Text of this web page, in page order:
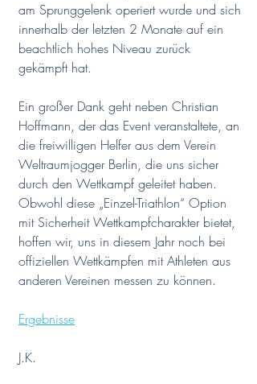
am Sprunggelenk operiert wurde und sich
innerhalb der letzten 2 Monate auf ein
beachtlich hohes Niveau zurück
gekämpft hat.
Ein großer Dank geht neben Christian
Hoffmann, der das Event veranstaltete, an
die freiwilligen Helfer aus dem Verein
Weltraumjogger Berlin, die uns sicher
durch den Wettkampf geleitet haben.
Obwohl diese „Einzel-Triathlon“ Option
mit Sicherheit Wettkampfcharakter bietet,
hoffen wir, uns in diesem Jahr noch bei
offiziellen Wettkämpfen mit Athleten aus
anderen Vereinen messen zu können.
Ergebnisse
J.K.